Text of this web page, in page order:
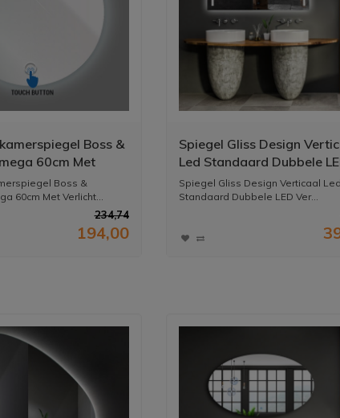
Boss &
60cm Met
Verwarming
Boss &
60cm Met Verlicht...
234,74
194,00
Spiegel Gliss Design
Led Standaard Dubbele
Verlichting
Spiegel Gliss Design Verticaal Led
Standaard Dubbele LED Ver...